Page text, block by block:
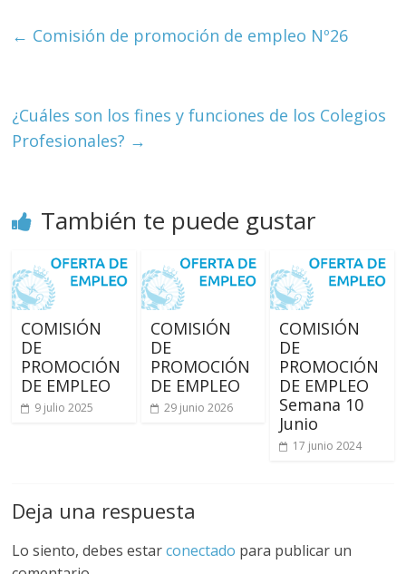
← Comisión de promoción de empleo Nº26
¿Cuáles son los fines y funciones de los Colegios
Profesionales? →
También te puede gustar
COMISIÓN
DE
PROMOCIÓN
DE EMPLEO
9 julio 2025
COMISIÓN
DE
PROMOCIÓN
DE EMPLEO
29 junio 2026
COMISIÓN
DE
PROMOCIÓN
DE EMPLEO
Semana 10
Junio
17 junio 2024
Deja una respuesta
Lo siento, debes estarconectado para publicar un